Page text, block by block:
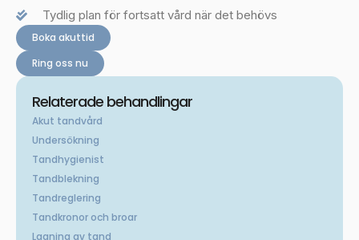
Tydlig plan för fortsatt vård när det behövs
Boka akuttid
Ring oss nu
Relaterade behandlingar
Akut tandvård
Undersökning
Tandhygienist
Tandblekning
Tandreglering
Tandkronor och broar
Lagning av tand